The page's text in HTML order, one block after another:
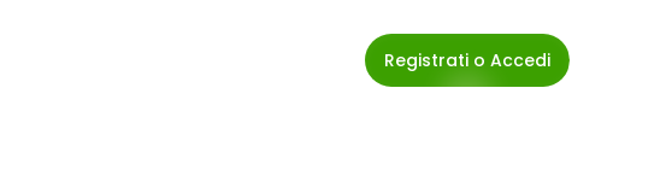
Registrati o Accedi